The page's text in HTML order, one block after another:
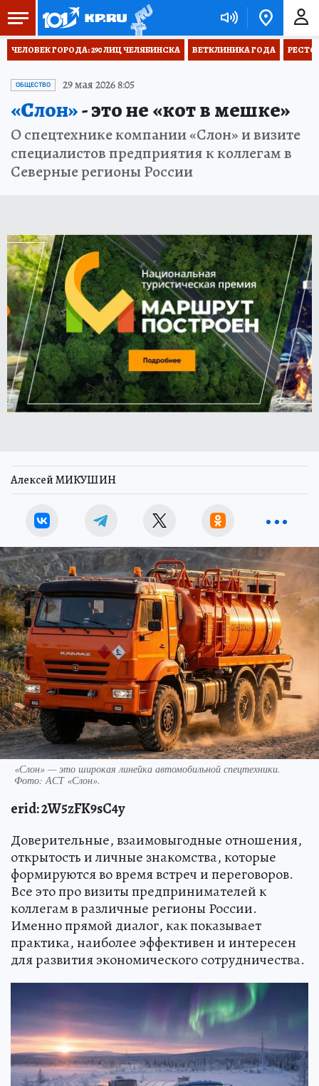
ЧЕЛОВЕК ГОРОДА: 290 ЛИЦ ЧЕЛЯБИНСКА ВЕТКЛИНИКА ГОДА
ОБЩЕСТВО 29 мая 2026 8:05
«Слон»- это не «кот в мешке»
О спецтехнике компании «Слон» и визите
специалистов предприятия к коллегам в
Северные регионы России
Алексей МИКУШИН
«Слон» — это широкая линейка автомобильной спецтехники.
Фото: АСТ «Слон».
erid: 2W5zFK9sC4y
Доверительные, взаимовыгодные отношения,
открытость и личные знакомства, которые
формируются во время встреч и переговоров.
Все это про визиты предпринимателей к
коллегам в различные регионы России.
Именно прямой диалог, как показывает
практика, наиболее эффективен и интересен
для развития экономического сотрудничества.